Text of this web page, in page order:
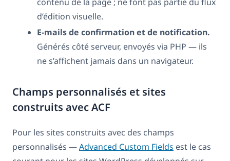
d’édition visuelle.
E-mails de confirmation et de notification.
Générés côté serveur, envoyés via PHP — ils
ne s’affichent jamais dans un navigateur.
Champs personnalisés et sites
construits avec ACF
Pour les sites construits avec des champs
personnalisés —Advanced Custom Fields est le cas